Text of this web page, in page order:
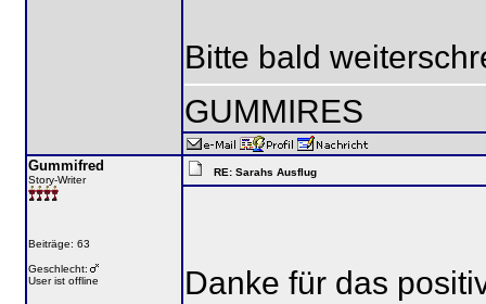
Bitte bald
GUMMIRES
Gummifred
Story-Writer
Beiträge: 63
Geschlecht:
User ist offline
RE: Sarahs Ausflug
Danke für das